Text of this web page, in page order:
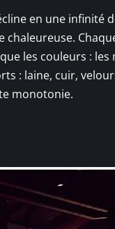
en une infinité
chaleureuse.
les couleurs : les
: laine, cuir,
monotonie.